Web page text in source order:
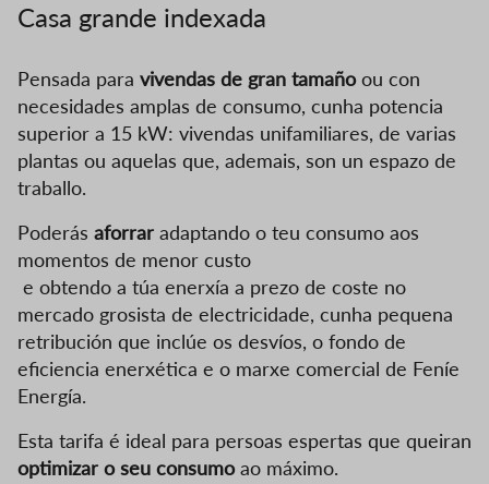
Casa grande indexada
Pensada para vivendas de gran tamañoou con
necesidades amplas de consumo, cunha potencia
superior a 15 kW: vivendas unifamiliares, de varias
plantas ou aquelas que, ademais, son un espazo de
traballo.
Poderás aforrar adaptando o teu consumo aos
momentos de menor custo
e obtendo a túa enerxía a prezo de coste no
mercado grosista de electricidade, cunha pequena
retribución que inclúe os desvíos, o fondo de
eficiencia enerxética e o marxe comercial de Feníe
Energía.
Esta tarifa é ideal para persoas espertas que queiran
optimizar o seu consumoao máximo.